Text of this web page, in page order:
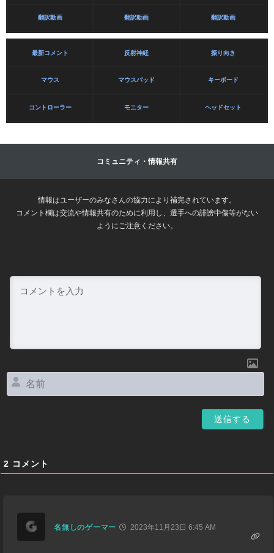
翻訳動画 翻訳動画 翻訳動画
最新コメント 反射神経 振り向き
マウス マウスパッド キーボード
コントローラー モニター ヘッドセット
コミュニティ・情報共有
情報はユーザーのみなさんの協力により補完されています。
コメント欄は交流や情報共有のために利用し、選手への誹謗中傷等がない
ようにご注意ください。
2 コメント
名無しのゲーマー 2023年11月23日 6:45 AM